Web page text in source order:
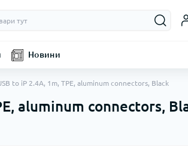
Новини
to iP 2.4A, 1m, TPE, aluminum connectors, Black
aluminum connectors,